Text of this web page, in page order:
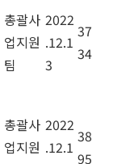
총괄사
업지원
팀
2022
.12.1
3
37
34
총괄사
업지원
2022
.12.1
38
95